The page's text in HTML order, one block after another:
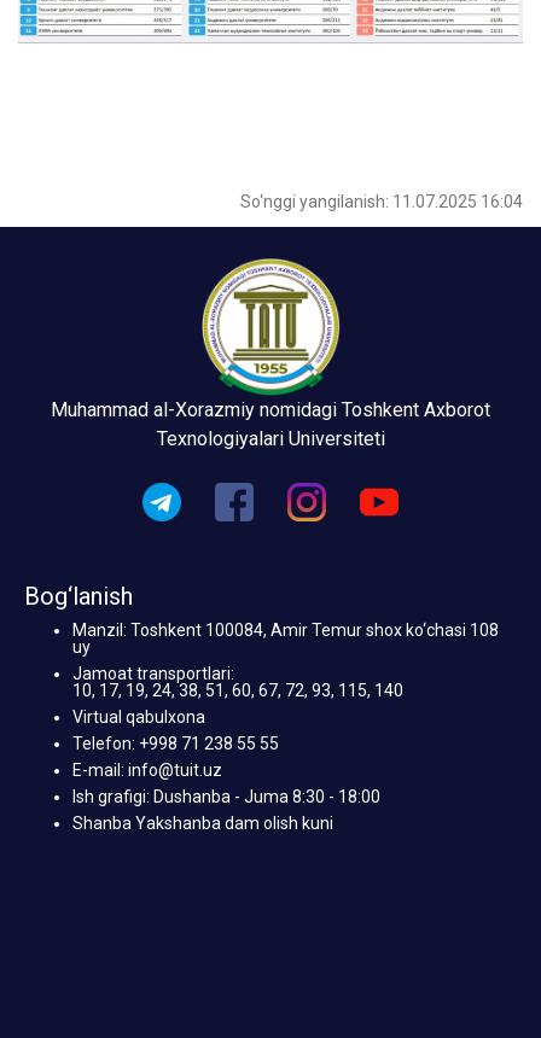
So‘nggi yangilanish: 11.07.2025 16:04
Muhammad al-Xorazmiy nomidagi Toshkent Axborot
Texnologiyalari Universiteti
Bog‘lanish
Manzil: Toshkent 100084, Amir Temur shox ko‘chasi 108
uy
Jamoat transportlari:
10, 17, 19, 24, 38, 51, 60, 67, 72, 93, 115, 140
Virtual qabulxona
Telefon: +998 71 238 55 55
E-mail: info@tuit.uz
Ish grafigi: Dushanba - Juma 8:30 - 18:00
Shanba Yakshanba dam olish kuni